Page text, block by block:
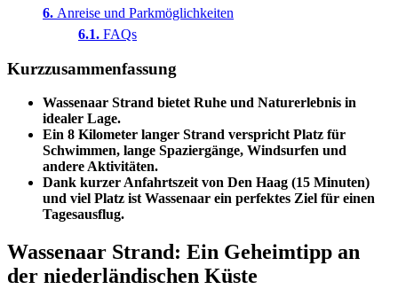
Anreise und Parkmöglichkeiten
FAQs
Kurzzusammenfassung
Wassenaar Strand bietet Ruhe und Naturerlebnis in
idealer Lage.
Ein 8 Kilometer langer Strand verspricht Platz für
Schwimmen, lange Spaziergänge, Windsurfen und
andere Aktivitäten.
Dank kurzer Anfahrtszeit von Den Haag (15 Minuten)
und viel Platz ist Wassenaar ein perfektes Ziel für einen
Tagesausflug.
Wassenaar Strand: Ein Geheimtipp an
der niederländischen Küste